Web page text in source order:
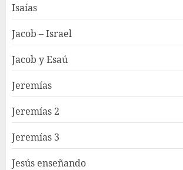
Isaías
Jacob – Israel
Jacob y Esaú
Jeremías
Jeremías 2
Jeremías 3
Jesús enseñando